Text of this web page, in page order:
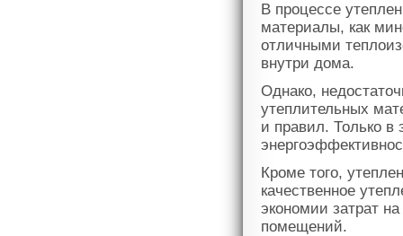
В процессе
материалы, как
отличными
внутри дома.
Однако,
утеплительных
и правил. Только
Кроме того,
качественное
экономии затрат
помещений.